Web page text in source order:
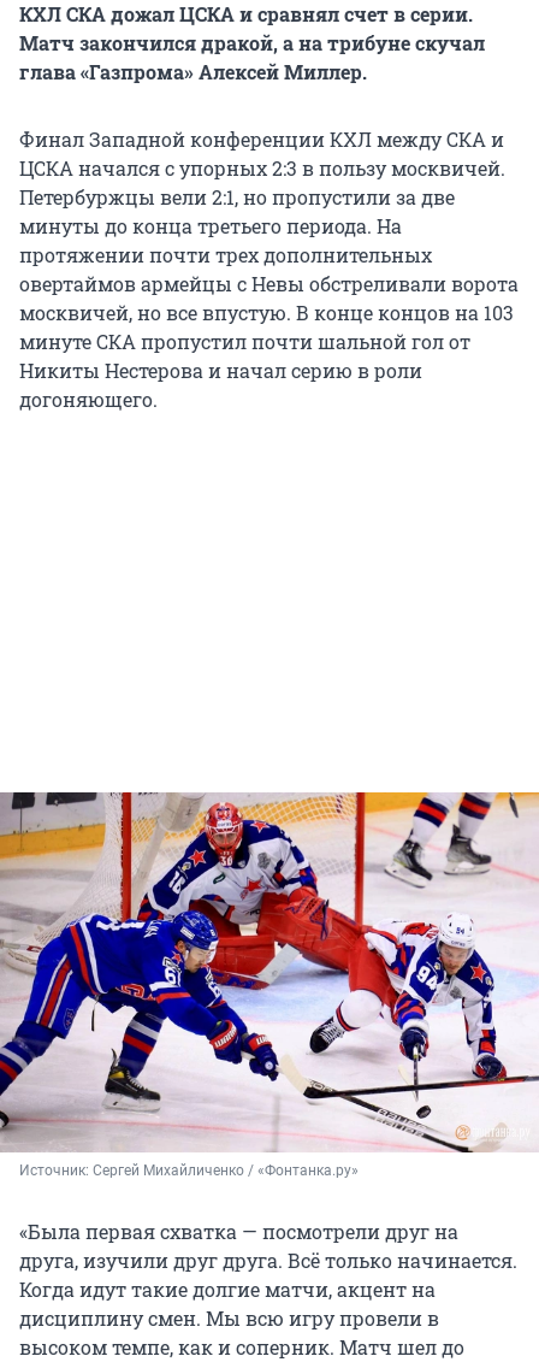
КХЛ СКА дожал ЦСКА и сравнял счет в серии.
Матч закончился дракой, а на трибуне скучал
глава «Газпрома» Алексей Миллер.
Финал Западной конференции КХЛ между СКА и
ЦСКА начался с упорных 2:3 в пользу москвичей.
Петербуржцы вели 2:1, но пропустили за две
минуты до конца третьего периода. На
протяжении почти трех дополнительных
овертаймов армейцы с Невы обстреливали ворота
москвичей, но все впустую. В конце концов на 103
минуте СКА пропустил почти шальной гол от
Никиты Нестерова и начал серию в роли
догоняющего.
Источник: Сергей Михайличенко / «Фонтанка.ру»
«Была первая схватка — посмотрели друг на
друга, изучили друг друга. Всё только начинается.
Когда идут такие долгие матчи, акцент на
дисциплину смен. Мы всю игру провели в
высоком темпе, как и соперник. Матч шел до